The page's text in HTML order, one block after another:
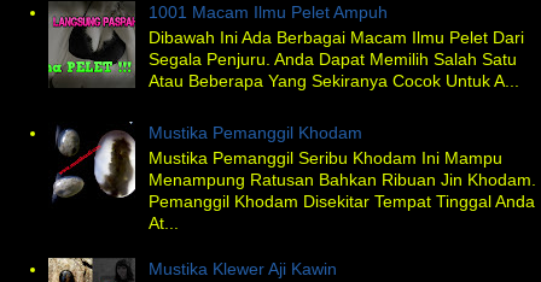
1001 Macam Ilmu Pelet Ampuh
Dibawah Ini Ada Berbagai Macam Ilmu Pelet Dari
Segala Penjuru. Anda Dapat Memilih Salah Satu
Atau Beberapa Yang Sekiranya Cocok Untuk A...
Mustika Pemanggil Khodam
Mustika Pemanggil Seribu Khodam Ini Mampu
Menampung Ratusan Bahkan Ribuan Jin Khodam.
Pemanggil Khodam Disekitar Tempat Tinggal Anda
At...
Mustika Klewer Aji Kawin